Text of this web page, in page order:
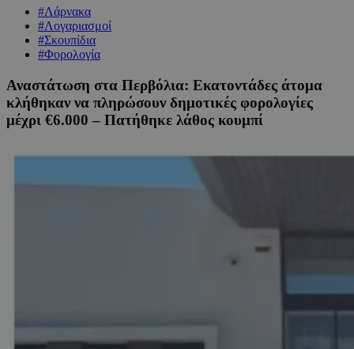
#Λάρνακα
#Λογαριασμοί
#Σκουπίδια
#Φορολογία
Αναστάτωση στα Περβόλια: Εκατοντάδες άτομα
κλήθηκαν να πληρώσουν δημοτικές φορολογίες
μέχρι €6.000 – Πατήθηκε λάθος κουμπί